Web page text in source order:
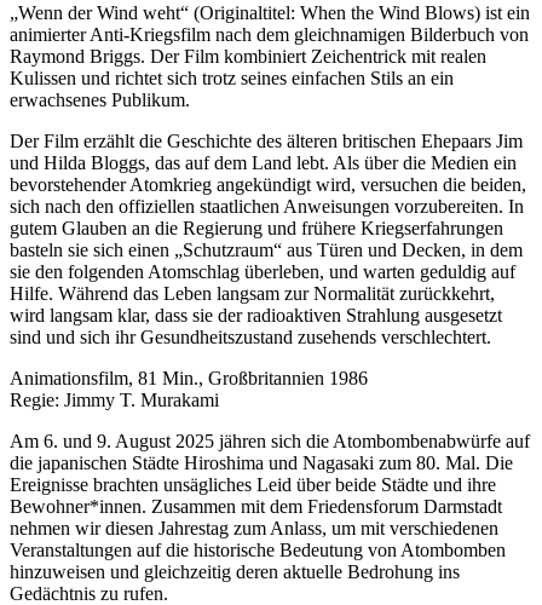
„Wenn der Wind weht“ (Originaltitel: When the Wind Blows) ist ein
animierter Anti-Kriegsfilm nach dem gleichnamigen Bilderbuch von
Raymond Briggs. Der Film kombiniert Zeichentrick mit realen
Kulissen und richtet sich trotz seines einfachen Stils an ein
erwachsenes Publikum.
Der Film erzählt die Geschichte des älteren britischen Ehepaars Jim
und Hilda Bloggs, das auf dem Land lebt. Als über die Medien ein
bevorstehender Atomkrieg angekündigt wird, versuchen die beiden,
sich nach den offiziellen staatlichen Anweisungen vorzubereiten. In
gutem Glauben an die Regierung und frühere Kriegserfahrungen
basteln sie sich einen „Schutzraum“ aus Türen und Decken, in dem
sie den folgenden Atomschlag überleben, und warten geduldig auf
Hilfe. Während das Leben langsam zur Normalität zurückkehrt,
wird langsam klar, dass sie der radioaktiven Strahlung ausgesetzt
sind und sich ihr Gesundheitszustand zusehends verschlechtert.
Animationsfilm, 81 Min., Großbritannien 1986
Regie: Jimmy T. Murakami
Am 6. und 9. August 2025 jähren sich die Atombombenabwürfe auf
die japanischen Städte Hiroshima und Nagasaki zum 80. Mal. Die
Ereignisse brachten unsägliches Leid über beide Städte und ihre
Bewohner*innen. Zusammen mit dem Friedensforum Darmstadt
nehmen wir diesen Jahrestag zum Anlass, um mit verschiedenen
Veranstaltungen auf die historische Bedeutung von Atombomben
hinzuweisen und gleichzeitig deren aktuelle Bedrohung ins
Gedächtnis zu rufen.